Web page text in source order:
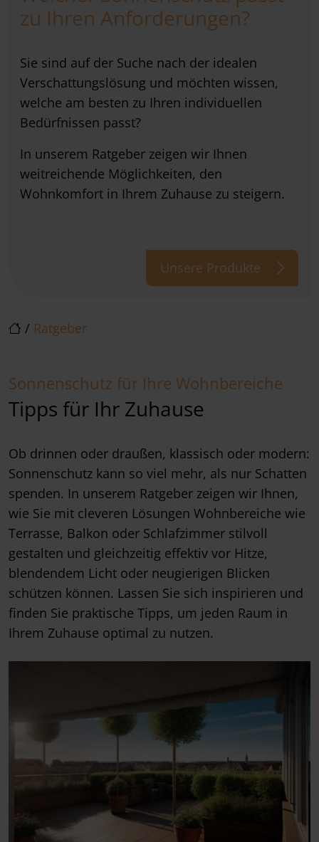
/ Ratgeber
zu Ihren Anforderungen?
Sie sind auf der Suche nach der idealen
Verschattungslösung und möchten wissen,
welche am besten zu Ihren individuellen
Bedürfnissen passt?
In unserem Ratgeber zeigen wir Ihnen
weitreichende Möglichkeiten, den
Wohnkomfort in Ihrem Zuhause zu steigern.
Unsere Produkte
Sonnenschutz für Ihre Wohnbereiche
Tipps für Ihr Zuhause
Ob drinnen oder draußen, klassisch oder modern:
Sonnenschutz kann so viel mehr, als nur Schatten
spenden. In unserem Ratgeber zeigen wir Ihnen,
wie Sie mit cleveren Lösungen Wohnbereiche wie
Terrasse, Balkon oder Schlafzimmer stilvoll
gestalten und gleichzeitig effektiv vor Hitze,
blendendem Licht oder neugierigen Blicken
schützen können. Lassen Sie sich inspirieren und
finden Sie praktische Tipps, um jeden Raum in
Ihrem Zuhause optimal zu nutzen.